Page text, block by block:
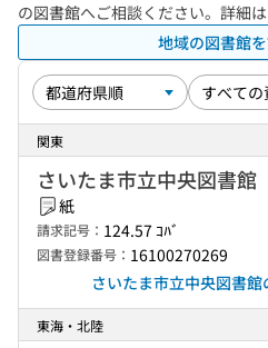
の図書館へご相談ください。詳細は
地域の図書館
関東
さいたま市立中央図書館
紙
請求記号： 124.57 ｺﾊﾞ
図書登録番号： 16100270269
さいたま市立中央図書
東海・北陸